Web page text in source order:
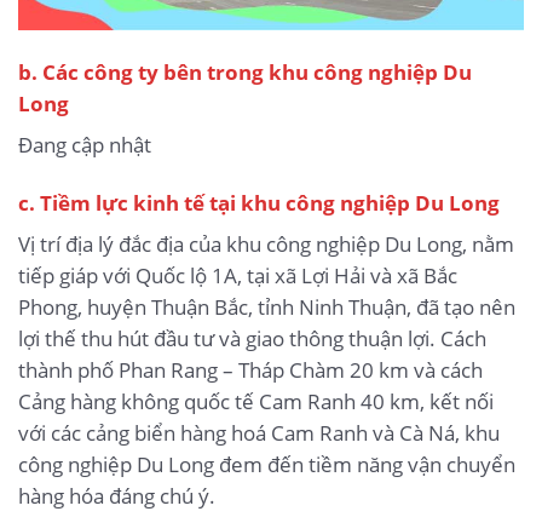
b. Các công ty bên trong khu công nghiệp Du
Long
Đang cập nhật
c. Tiềm lực kinh tế tại khu công nghiệp Du Long
Vị trí địa lý đắc địa của khu công nghiệp Du Long, nằm
tiếp giáp với Quốc lộ 1A, tại xã Lợi Hải và xã Bắc
Phong, huyện Thuận Bắc, tỉnh Ninh Thuận, đã tạo nên
lợi thế thu hút đầu tư và giao thông thuận lợi. Cách
thành phố Phan Rang – Tháp Chàm 20 km và cách
Cảng hàng không quốc tế Cam Ranh 40 km, kết nối
với các cảng biển hàng hoá Cam Ranh và Cà Ná, khu
công nghiệp Du Long đem đến tiềm năng vận chuyển
hàng hóa đáng chú ý.